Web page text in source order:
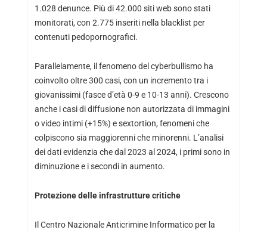
1.028 denunce. Più di 42.000 siti web sono stati
monitorati, con 2.775 inseriti nella blacklist per
contenuti pedopornografici.
Parallelamente, il fenomeno del cyberbullismo ha
coinvolto oltre 300 casi, con un incremento tra i
giovanissimi (fasce d’età 0-9 e 10-13 anni). Crescono
anche i casi di diffusione non autorizzata di immagini
o video intimi (+15%) e sextortion, fenomeni che
colpiscono sia maggiorenni che minorenni. L’analisi
dei dati evidenzia che dal 2023 al 2024, i primi sono in
diminuzione e i secondi in aumento.
Protezione delle infrastrutture critiche
Il Centro Nazionale Anticrimine Informatico per la